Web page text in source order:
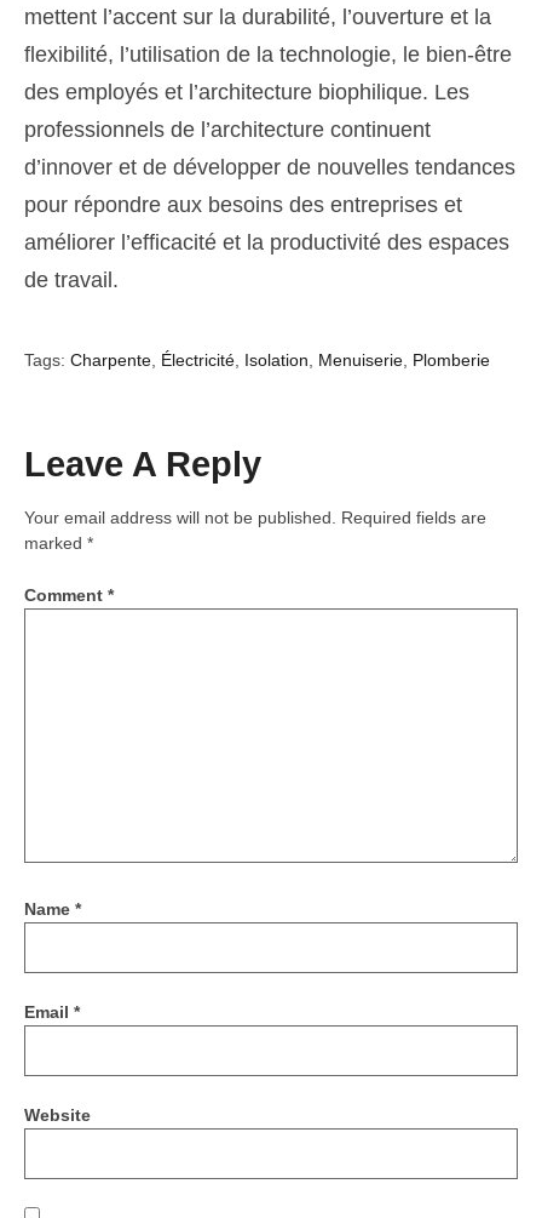
mettent l’accent sur la durabilité, l’ouverture et la
flexibilité, l’utilisation de la technologie, le bien-être
des employés et l’architecture biophilique. Les
professionnels de l’architecture continuent
d’innover et de développer de nouvelles tendances
pour répondre aux besoins des entreprises et
améliorer l’efficacité et la productivité des espaces
de travail.
Tags: Charpente, Électricité, Isolation, Menuiserie, Plomberie
Leave A Reply
Your email address will not be published. Required fields are
marked *
Comment *
Name *
Email *
Website